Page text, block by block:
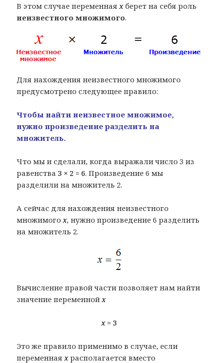
В этом случае переменная xберет на себя роль
неизвестного множимого.
Для нахождения неизвестного множимого
предусмотрено следующее правило:
Чтобы найти неизвестное множимое,
нужно произведение разделить на
множитель.
Что мы и сделали, когда выражали число 3 из
равенства3 × 2 = 6. Произведение 6 мы
разделили на множитель 2.
А сейчас для нахождения неизвестного
множимогоx, нужно произведение 6 разделить
на множитель 2.
Вычисление правой части позволяет нам найти
значение переменнойx
x= 3
Это же правило применимо в случае, если
переменнаяxрасполагается вместо